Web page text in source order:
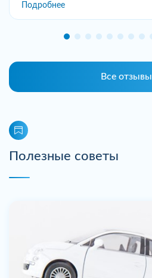
Подробнее
Все отзывы
Полезные советы